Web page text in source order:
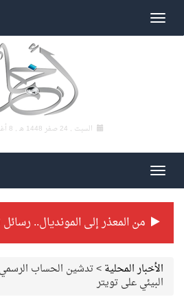
السبت , 24 صفر 1448 هـ , 8 أغسطس 2026 م
الأخبار المحلية>تدشين الحساب
البيئي على تويتر